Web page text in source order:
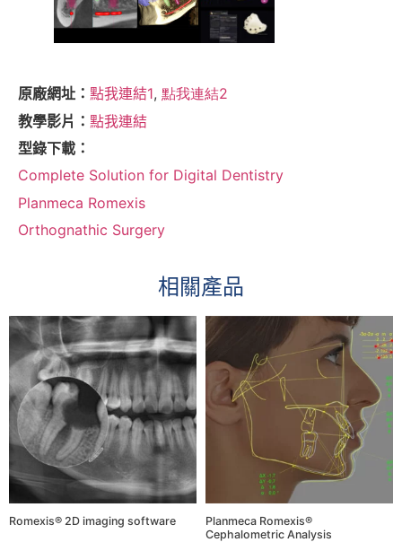
原廠網址： 點我連結1, 點我連結2
教學影片： 點我連結
型錄下載：
Complete Solution for Digital Dentistry
Planmeca Romexis
Orthognathic Surgery
相關產品
Romexis® 2D imaging software
Planmeca Romexis®
Cephalometric Analysis